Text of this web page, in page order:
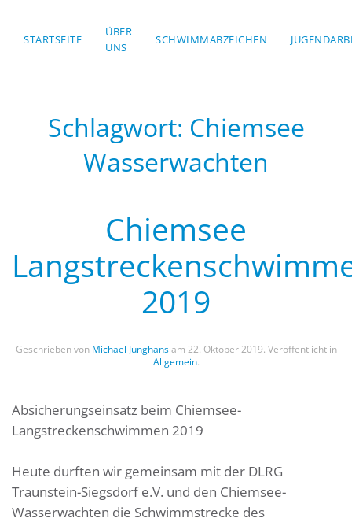
Skip to main content
STARTSEITE
ÜBER
UNS
SCHWIMMABZEICHEN
Schlagwort: Chiemsee
Wasserwachten
Chiemsee
2019
Geschrieben von Michael Junghansam 22. Oktober 2019. Veröffentlicht in
Allgemein.
Absicherungseinsatz beim Chiemsee-
Langstreckenschwimmen 2019
Heute durften wir gemeinsam mit der DLRG
Traunstein-Siegsdorf e.V. und den Chiemsee-
Wasserwachten die Schwimmstrecke des